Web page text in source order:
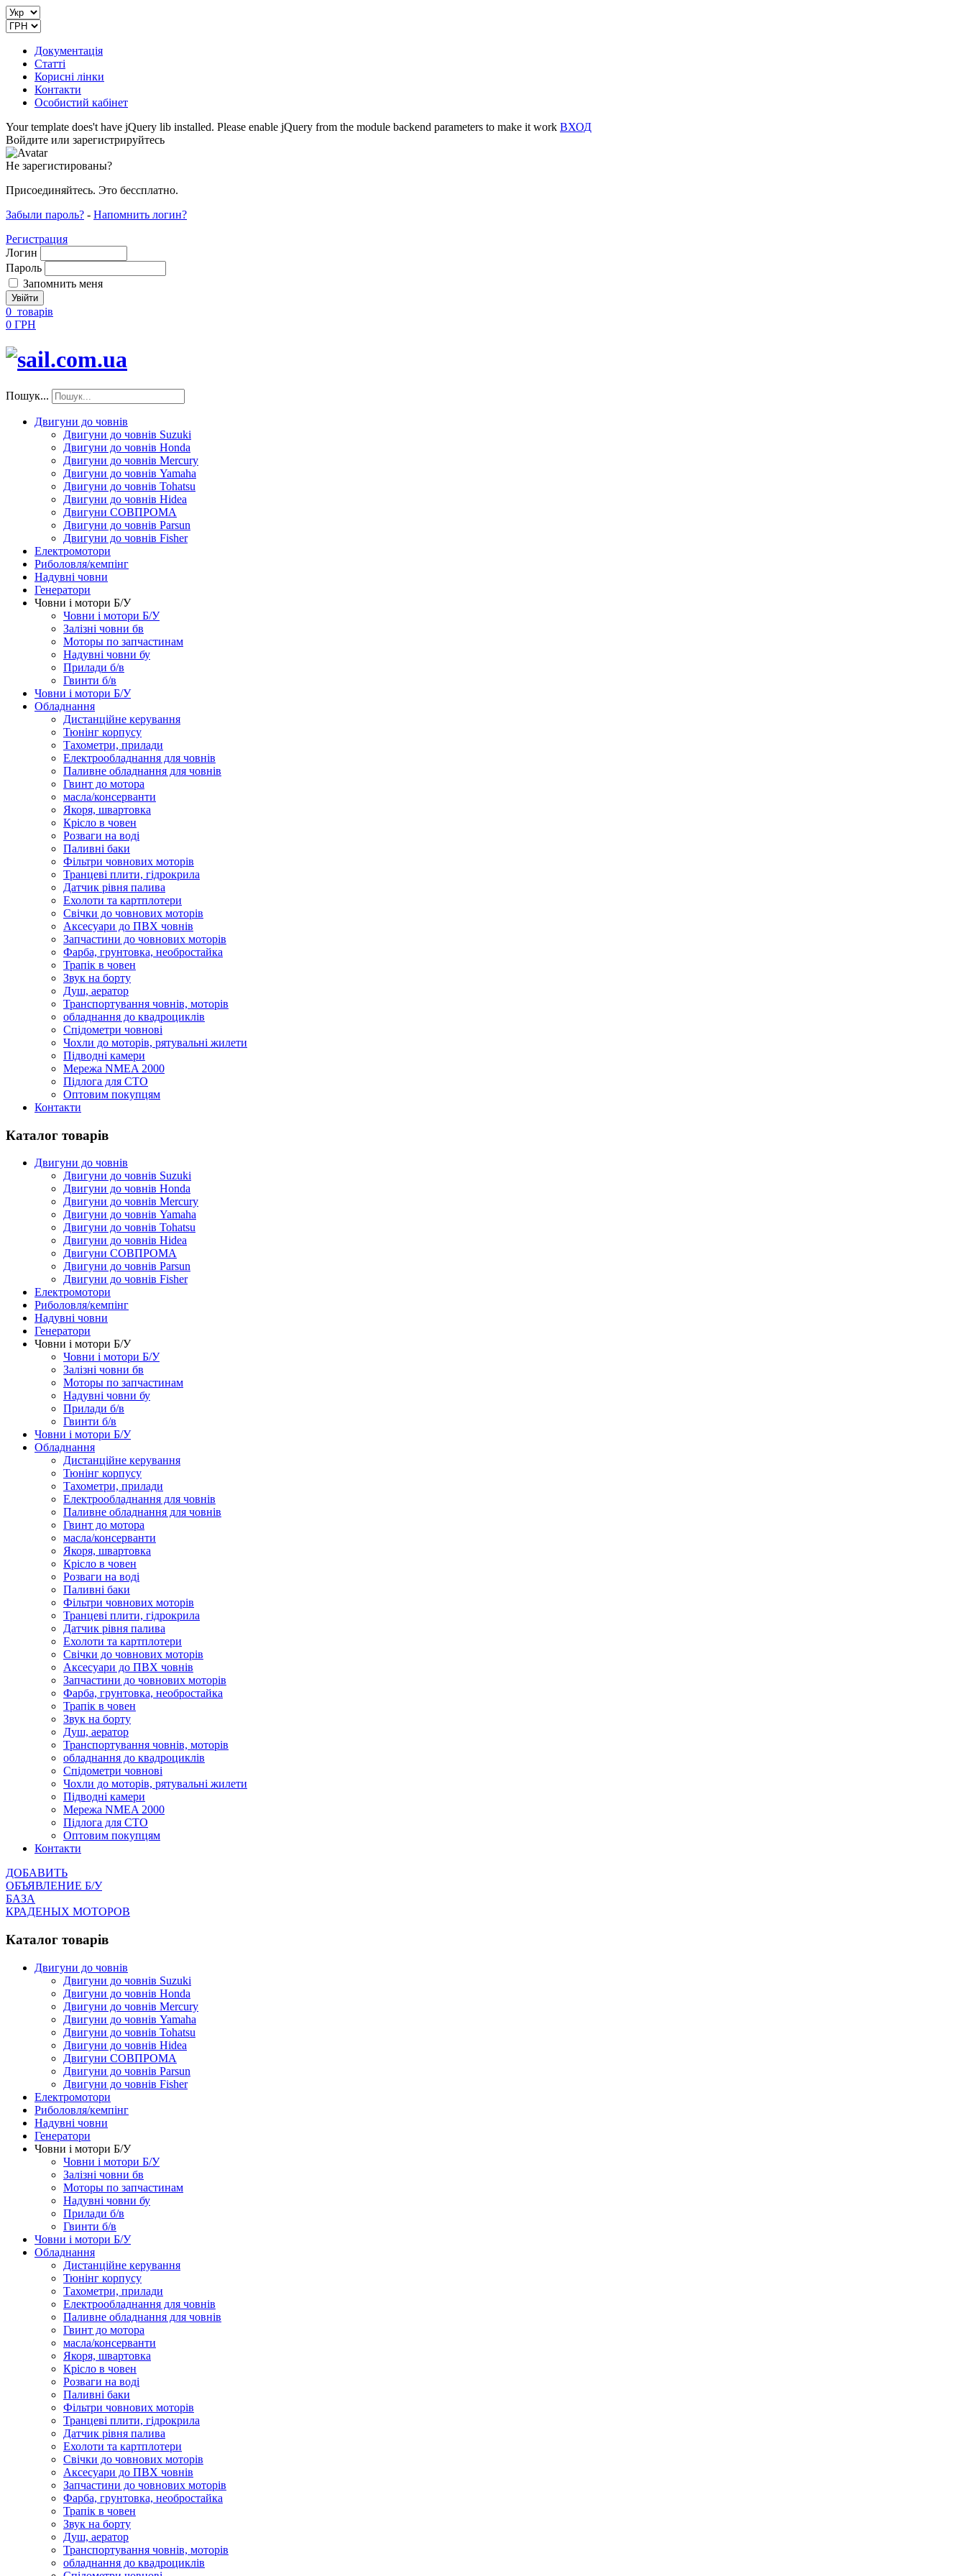
Документація
Статті
Корисні лінки
Контакти
Особистий кабінет
Your template does't have jQuery lib installed. Please enable jQuery from the module backend parameters to make it work ВХОД
Войдите или зарегистрируйтесь
Не зарегистированы?
Присоединяйтесь. Это бессплатно.
Забыли пароль? - Напомнить логин?
Регистрация
Логин
Пароль
Запомнить меня
0 товарів
0 ГРН
Пошук...
Двигуни до човнів
Двигуни до човнів Suzuki
Двигуни до човнів Honda
Двигуни до човнів Mercury
Двигуни до човнів Yamaha
Двигуни до човнів Tohatsu
Двигуни до човнів Hidea
Двигуни СОВПРОМА
Двигуни до човнів Parsun
Двигуни до човнів Fisher
Електромотори
Риболовля/кемпінг
Надувні човни
Генератори
Човни і мотори Б/У
Човни і мотори Б/У
Залізні човни бв
Моторы по запчастинам
Надувні човни бу
Прилади б/в
Гвинти б/в
Човни і мотори Б/У
Обладнання
Дистанційне керування
Тюнінг корпусу
Тахометри, прилади
Електрообладнання для човнів
Паливне обладнання для човнів
Гвинт до мотора
масла/консерванти
Якоря, швартовка
Крісло в човен
Розваги на воді
Паливні баки
Фільтри човнових моторів
Транцеві плити, гідрокрила
Датчик рівня палива
Ехолоти та картплотери
Cвічки до човнових моторів
Аксесуари до ПВХ човнів
Запчастини до човнових моторів
Фарба, грунтовка, необростайка
Трапік в човен
Звук на борту
Душ, аератор
Транспортування човнів, моторів
обладнання до квадроциклів
Спідометри човнові
Чохли до моторів, рятувальні жилети
Підводні камери
Мережа NMEA 2000
Підлога для СТО
Оптовим покупцям
Контакти
Каталог товарів
Двигуни до човнів
Двигуни до човнів Suzuki
Двигуни до човнів Honda
Двигуни до човнів Mercury
Двигуни до човнів Yamaha
Двигуни до човнів Tohatsu
Двигуни до човнів Hidea
Двигуни СОВПРОМА
Двигуни до човнів Parsun
Двигуни до човнів Fisher
Електромотори
Риболовля/кемпінг
Надувні човни
Генератори
Човни і мотори Б/У
Човни і мотори Б/У
Залізні човни бв
Моторы по запчастинам
Надувні човни бу
Прилади б/в
Гвинти б/в
Човни і мотори Б/У
Обладнання
Дистанційне керування
Тюнінг корпусу
Тахометри, прилади
Електрообладнання для човнів
Паливне обладнання для човнів
Гвинт до мотора
масла/консерванти
Якоря, швартовка
Крісло в човен
Розваги на воді
Паливні баки
Фільтри човнових моторів
Транцеві плити, гідрокрила
Датчик рівня палива
Ехолоти та картплотери
Cвічки до човнових моторів
Аксесуари до ПВХ човнів
Запчастини до човнових моторів
Фарба, грунтовка, необростайка
Трапік в човен
Звук на борту
Душ, аератор
Транспортування човнів, моторів
обладнання до квадроциклів
Спідометри човнові
Чохли до моторів, рятувальні жилети
Підводні камери
Мережа NMEA 2000
Підлога для СТО
Оптовим покупцям
Контакти
ДОБАВИТЬ
ОБЪЯВЛЕНИЕ Б/У
БАЗА
КРАДЕНЫХ МОТОРОВ
Каталог товарів
Двигуни до човнів
Двигуни до човнів Suzuki
Двигуни до човнів Honda
Двигуни до човнів Mercury
Двигуни до човнів Yamaha
Двигуни до човнів Tohatsu
Двигуни до човнів Hidea
Двигуни СОВПРОМА
Двигуни до човнів Parsun
Двигуни до човнів Fisher
Електромотори
Риболовля/кемпінг
Надувні човни
Генератори
Човни і мотори Б/У
Човни і мотори Б/У
Залізні човни бв
Моторы по запчастинам
Надувні човни бу
Прилади б/в
Гвинти б/в
Човни і мотори Б/У
Обладнання
Дистанційне керування
Тюнінг корпусу
Тахометри, прилади
Електрообладнання для човнів
Паливне обладнання для човнів
Гвинт до мотора
масла/консерванти
Якоря, швартовка
Крісло в човен
Розваги на воді
Паливні баки
Фільтри човнових моторів
Транцеві плити, гідрокрила
Датчик рівня палива
Ехолоти та картплотери
Cвічки до човнових моторів
Аксесуари до ПВХ човнів
Запчастини до човнових моторів
Фарба, грунтовка, необростайка
Трапік в човен
Звук на борту
Душ, аератор
Транспортування човнів, моторів
обладнання до квадроциклів